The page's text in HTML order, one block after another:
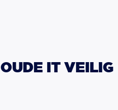
OUDE IT VEILIG